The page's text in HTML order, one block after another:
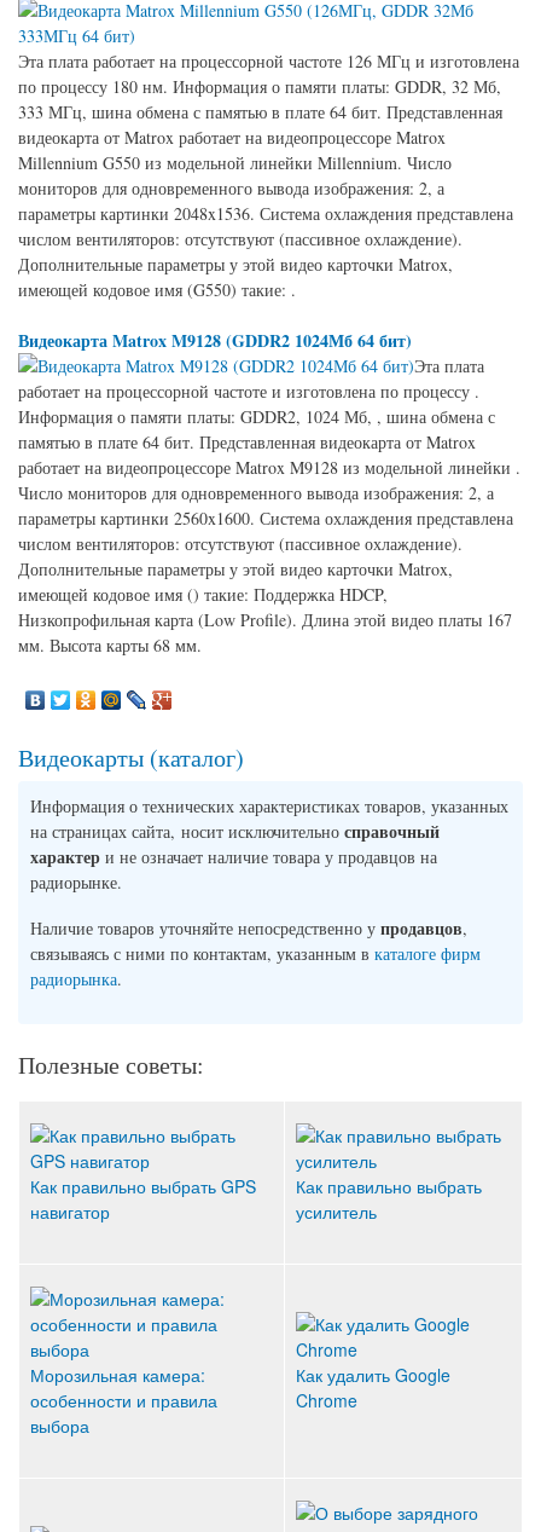
Эта плата работает на процессорной частоте 126 МГц и изготовлена
по процессу 180 нм. Информация о памяти платы: GDDR, 32 Мб,
333 МГц, шина обмена с памятью в плате 64 бит. Представленная
видеокарта от Matrox работает на видеопроцессоре Matrox
Millennium G550 из модельной линейки Millennium. Число
мониторов для одновременного вывода изображения: 2, а
параметры картинки 2048x1536. Система охлаждения представлена
числом вентиляторов: отсутствуют (пассивное охлаждение).
Дополнительные параметры у этой видео карточки Matrox,
имеющей кодовое имя (G550) такие: .
Видеокарта Matrox M9128 (GDDR2 1024Мб 64 бит)
Эта плата
работает на процессорной частоте и изготовлена по процессу .
Информация о памяти платы: GDDR2, 1024 Мб, , шина обмена с
памятью в плате 64 бит. Представленная видеокарта от Matrox
работает на видеопроцессоре Matrox M9128 из модельной линейки .
Число мониторов для одновременного вывода изображения: 2, а
параметры картинки 2560x1600. Система охлаждения представлена
числом вентиляторов: отсутствуют (пассивное охлаждение).
Дополнительные параметры у этой видео карточки Matrox,
имеющей кодовое имя () такие: Поддержка HDCP,
Низкопрофильная карта (Low Profile). Длина этой видео платы 167
мм. Высота карты 68 мм.
Видеокарты (каталог)
Информация о технических характеристиках товаров, указанных
на страницах сайта, носит исключительно справочный
характер и не означает наличие товара у продавцов на
радиорынке.
Наличие товаров уточняйте непосредственно у продавцов,
связываясь с ними по контактам, указанным в каталоге фирм
радиорынка.
Полезные советы:
Как правильно выбрать GPS
навигатор
Как правильно выбрать
усилитель
Морозильная камера:
особенности и правила
выбора
Как удалить Google
Chrome